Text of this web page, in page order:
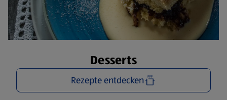
Desserts
Rezepte entdecken